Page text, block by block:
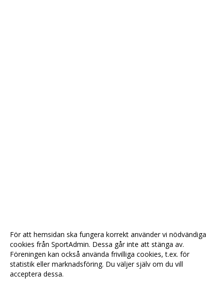
För att hemsidan ska fungera korrekt använder vi nödvändiga
cookies från SportAdmin. Dessa går inte att stänga av.
Föreningen kan också använda frivilliga cookies, t.ex. för
statistik eller marknadsföring. Du väljer själv om du vill
acceptera dessa.